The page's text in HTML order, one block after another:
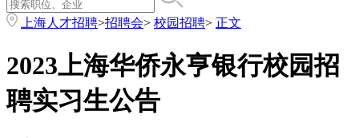
上海人才招聘>招聘会> 校园招聘> 正文
2023上海华侨永亨银行校园招
聘实习生公告